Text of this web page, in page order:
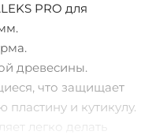
PRO для
древесины.
что защищает
пластину и кутикулу.
легко делать